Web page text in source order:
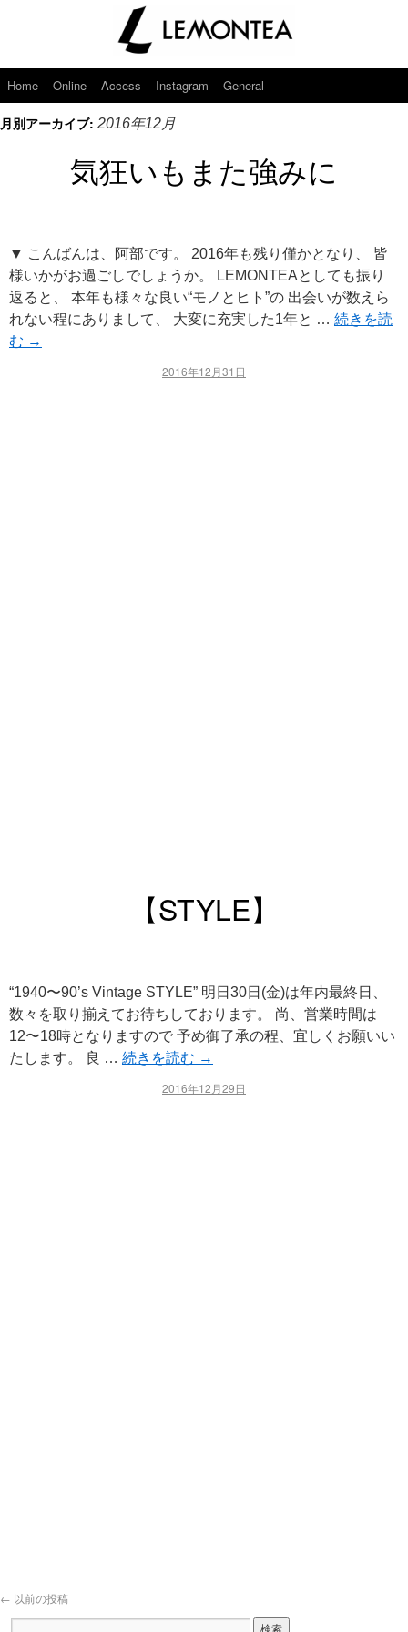
Home Online Access Instagram General
月別アーカイブ: 2016年12月
気狂いもまた強みに
▼ こんばんは、阿部です。 2016年も残り僅かとなり、 皆
様いかがお過ごしでしょうか。 LEMONTEAとしても振り
返ると、 本年も様々な良い“モノとヒト”の 出会いが数えら
れない程にありまして、 大変に充実した1年と … 続きを読
む →
2016年12月31日
【STYLE】
“1940〜90’s Vintage STYLE” 明日30日(金)は年内最終日、
数々を取り揃えてお待ちしております。 尚、営業時間は
12〜18時となりますので 予め御了承の程、宜しくお願いい
たします。 良 … 続きを読む →
2016年12月29日
← 以前の投稿